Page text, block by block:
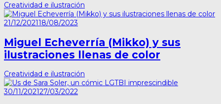
Creatividad e ilustración
21/12/202118/08/2023
Miguel Echeverría (Mikko) y sus
ilustraciones llenas de color
Creatividad e ilustración
30/11/202127/03/2022